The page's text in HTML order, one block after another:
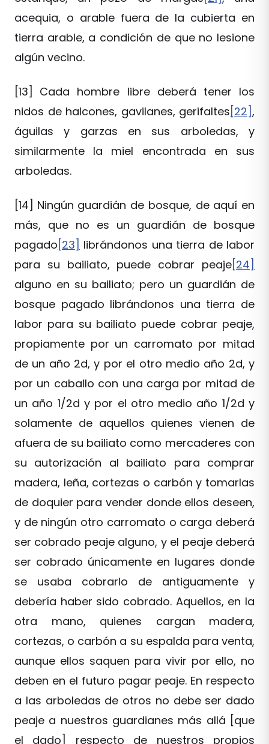
acequia, o arable fuera de la cubierta en
tierra arable, a condición de que no lesione
algún vecino.
[13]
Cada hombre libre deberá tener los
nidos de halcones, gavilanes, gerifaltes [22],
águilas y garzas en sus arboledas, y
similarmente la miel encontrada en sus
arboledas.
[14] Ningún guardián de bosque, de aquí en
más, que no es un guardián de bosque
pagado [23] librándonos una tierra de labor
para su bailiato, puede cobrar peaje[24]
alguno en su bailiato; pero un guardián de
bosque pagado librándonos una tierra de
labor para su bailiato puede cobrar peaje,
propiamente por un carromato por mitad
de un año 2d, y por el otro medio año 2d, y
por un caballo con una carga por mitad de
un año 1/2d y por el otro medio año 1/2d y
solamente de aquellos quienes vienen de
afuera de su bailiato como mercaderes con
su autorización al bailiato para comprar
madera, leña, cortezas o carbón y tomarlas
de doquier para vender donde ellos deseen,
y de ningún otro carromato o carga deberá
ser cobrado peaje alguno, y el peaje deberá
ser cobrado únicamente en lugares donde
se usaba cobrarlo de antiguamente y
debería haber sido cobrado. Aquellos, en la
otra mano, quienes cargan madera,
cortezas, o carbón a su espalda para venta,
aunque ellos saquen para vivir por ello, no
deben en el futuro pagar peaje. En respecto
a las arboledas de otros no debe ser dado
peaje a nuestros guardianes más allá [que
el dado] respecto de nuestros propios